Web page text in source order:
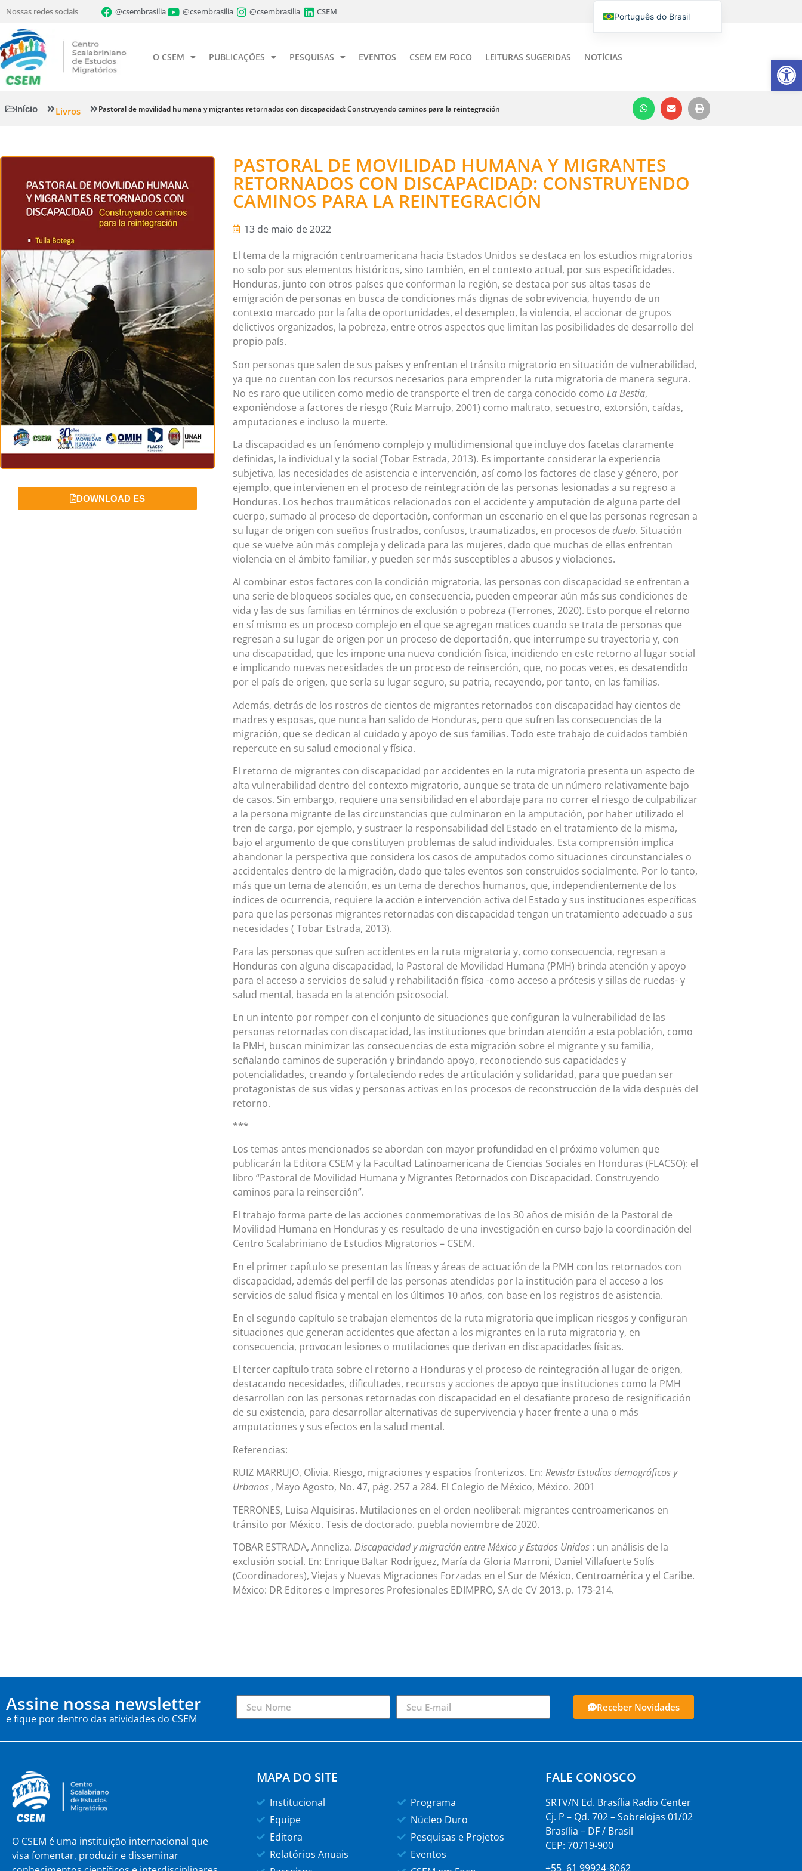
Nossas redes sociais @csembrasilia @csembrasilia @csembrasilia CSEM
O CSEM PUBLICAÇÕES PESQUISAS EVENTOS CSEM EM FOCO LEITURAS SUGERIDAS NOTÍCIAS
Início Livros Pastoral de movilidad humana y migrantes retornados con discapacidad: Construyendo caminos para la reintegración
DOWNLOAD ES
PASTORAL DE MOVILIDAD HUMANA Y MIGRANTES
RETORNADOS CON DISCAPACIDAD: CONSTRUYENDO
CAMINOS PARA LA REINTEGRACIÓN
13 de maio de 2022
El tema de la migración centroamericana hacia Estados Unidos se destaca en los estudios migratorios
no solo por sus elementos históricos, sino también, en el contexto actual, por sus especificidades.
Honduras, junto con otros países que conforman la región, se destaca por sus altas tasas de
emigración de personas en busca de condiciones más dignas de sobrevivencia, huyendo de un
contexto marcado por la falta de oportunidades, el desempleo, la violencia, el accionar de grupos
delictivos organizados, la pobreza, entre otros aspectos que limitan las posibilidades de desarrollo del
propio país.
Son personas que salen de sus países y enfrentan el tránsito migratorio en situación de vulnerabilidad,
ya que no cuentan con los recursos necesarios para emprender la ruta migratoria de manera segura.
No es raro que utilicen como medio de transporte el tren de carga conocido como La Bestia,
exponiéndose a factores de riesgo (Ruiz Marrujo, 2001) como maltrato, secuestro, extorsión, caídas,
amputaciones e incluso la muerte.
La discapacidad es un fenómeno complejo y multidimensional que incluye dos facetas claramente
definidas, la individual y la social (Tobar Estrada, 2013). Es importante considerar la experiencia
subjetiva, las necesidades de asistencia e intervención, así como los factores de clase y género, por
ejemplo, que intervienen en el proceso de reintegración de las personas lesionadas a su regreso a
Honduras. Los hechos traumáticos relacionados con el accidente y amputación de alguna parte del
cuerpo, sumado al proceso de deportación, conforman un escenario en el que las personas regresan a
su lugar de origen con sueños frustrados, confusos, traumatizados, en procesos de duelo. Situación
que se vuelve aún más compleja y delicada para las mujeres, dado que muchas de ellas enfrentan
violencia en el ámbito familiar, y pueden ser más susceptibles a abusos y violaciones.
Al combinar estos factores con la condición migratoria, las personas con discapacidad se enfrentan a
una serie de bloqueos sociales que, en consecuencia, pueden empeorar aún más sus condiciones de
vida y las de sus familias en términos de exclusión o pobreza (Terrones, 2020). Esto porque el retorno
en sí mismo es un proceso complejo en el que se agregan matices cuando se trata de personas que
regresan a su lugar de origen por un proceso de deportación, que interrumpe su trayectoria y, con
una discapacidad, que les impone una nueva condición física, incidiendo en este retorno al lugar social
e implicando nuevas necesidades de un proceso de reinserción, que, no pocas veces, es desatendido
por el país de origen, que sería su lugar seguro, su patria, recayendo, por tanto, en las familias.
Además, detrás de los rostros de cientos de migrantes retornados con discapacidad hay cientos de
madres y esposas, que nunca han salido de Honduras, pero que sufren las consecuencias de la
migración, que se dedican al cuidado y apoyo de sus familias. Todo este trabajo de cuidados también
repercute en su salud emocional y física.
El retorno de migrantes con discapacidad por accidentes en la ruta migratoria presenta un aspecto de
alta vulnerabilidad dentro del contexto migratorio, aunque se trata de un número relativamente bajo
de casos. Sin embargo, requiere una sensibilidad en el abordaje para no correr el riesgo de culpabilizar
a la persona migrante de las circunstancias que culminaron en la amputación, por haber utilizado el
tren de carga, por ejemplo, y sustraer la responsabilidad del Estado en el tratamiento de la misma,
bajo el argumento de que constituyen problemas de salud individuales. Esta comprensión implica
abandonar la perspectiva que considera los casos de amputados como situaciones circunstanciales o
accidentales dentro de la migración, dado que tales eventos son construidos socialmente. Por lo tanto,
más que un tema de atención, es un tema de derechos humanos, que, independientemente de los
índices de ocurrencia, requiere la acción e intervención activa del Estado y sus instituciones específicas
para que las personas migrantes retornadas con discapacidad tengan un tratamiento adecuado a sus
necesidades ( Tobar Estrada, 2013).
Para las personas que sufren accidentes en la ruta migratoria y, como consecuencia, regresan a
Honduras con alguna discapacidad, la Pastoral de Movilidad Humana (PMH) brinda atención y apoyo
para el acceso a servicios de salud y rehabilitación física -como acceso a prótesis y sillas de ruedas- y
salud mental, basada en la atención psicosocial.
En un intento por romper con el conjunto de situaciones que configuran la vulnerabilidad de las
personas retornadas con discapacidad, las instituciones que brindan atención a esta población, como
la PMH, buscan minimizar las consecuencias de esta migración sobre el migrante y su familia,
señalando caminos de superación y brindando apoyo, reconociendo sus capacidades y
potencialidades, creando y fortaleciendo redes de articulación y solidaridad, para que puedan ser
protagonistas de sus vidas y personas activas en los procesos de reconstrucción de la vida después del
retorno.
***
Los temas antes mencionados se abordan con mayor profundidad en el próximo volumen que
publicarán la Editora CSEM y la Facultad Latinoamericana de Ciencias Sociales en Honduras (FLACSO): el
libro “Pastoral de Movilidad Humana y Migrantes Retornados con Discapacidad. Construyendo
caminos para la reinserción”.
El trabajo forma parte de las acciones conmemorativas de los 30 años de misión de la Pastoral de
Movilidad Humana en Honduras y es resultado de una investigación en curso bajo la coordinación del
Centro Scalabriniano de Estudios Migratorios – CSEM.
En el primer capítulo se presentan las líneas y áreas de actuación de la PMH con los retornados con
discapacidad, además del perfil de las personas atendidas por la institución para el acceso a los
servicios de salud física y mental en los últimos 10 años, con base en los registros de asistencia.
En el segundo capítulo se trabajan elementos de la ruta migratoria que implican riesgos y configuran
situaciones que generan accidentes que afectan a los migrantes en la ruta migratoria y, en
consecuencia, provocan lesiones o mutilaciones que derivan en discapacidades físicas.
El tercer capítulo trata sobre el retorno a Honduras y el proceso de reintegración al lugar de origen,
destacando necesidades, dificultades, recursos y acciones de apoyo que instituciones como la PMH
desarrollan con las personas retornadas con discapacidad en el desafiante proceso de resignificación
de su existencia, para desarrollar alternativas de supervivencia y hacer frente a una o más
amputaciones y sus efectos en la salud mental.
Referencias:
RUIZ MARRUJO, Olivia. Riesgo, migraciones y espacios fronterizos. En: Revista Estudios demográficos y
Urbanos , Mayo Agosto, No. 47, pág. 257 a 284. El Colegio de México, México. 2001
TERRONES, Luisa Alquisiras. Mutilaciones en el orden neoliberal: migrantes centroamericanos en
tránsito por México. Tesis de doctorado. puebla noviembre de 2020.
TOBAR ESTRADA, Anneliza. Discapacidad y migración entre México y Estados Unidos : un análisis de la
exclusión social. En: Enrique Baltar Rodríguez, María da Gloria Marroni, Daniel Villafuerte Solís
(Coordinadores), Viejas y Nuevas Migraciones Forzadas en el Sur de México, Centroamérica y el Caribe.
México: DR Editores e Impresores Profesionales EDIMPRO, SA de CV 2013. p. 173-214.
Assine nossa newsletter
e fique por dentro das atividades do CSEM
Receber Novidades
O CSEM é uma instituição internacional que
visa fomentar, produzir e disseminar
MAPA DO SITE
Institucional
Equipe
Editora
Relatórios Anuais
Programa
Núcleo Duro
Pesquisas e Projetos
Eventos
FALE CONOSCO
SRTV/N Ed. Brasília Radio Center
Cj. P – Qd. 702 – Sobrelojas 01/02
Brasília – DF / Brasil
CEP: 70719-900
+55 61 99924-8062
Barra de
Português do Brasil
Italiano